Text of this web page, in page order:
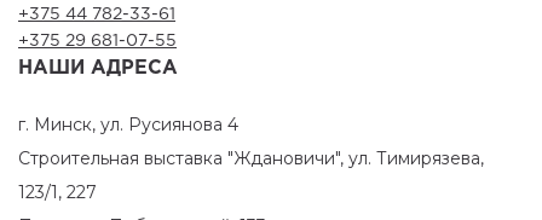
+375 44 782-33-61
+375 29 681-07-55
НАШИ АДРЕСА
г. Минск, ул. Русиянова 4
Строительная выставка "Ждановичи", ул. Тимирязева,
123/1, 227